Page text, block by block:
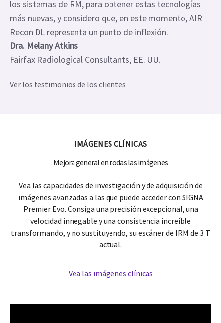
los sistemas de RM, para obtener estas tecnologías
más nuevas, y considero que, en este momento, AIR
Recon DL representa un punto de inflexión.
Dra. Melany Atkins
Fairfax Radiological Consultants, EE. UU.
Ver los testimonios de los clientes
IMÁGENES CLÍNICAS
Mejora general en todas las imágenes
Vea las capacidades de investigación y de adquisición de
imágenes avanzadas a las que puede acceder con SIGNA
Premier Evo. Consiga una precisión excepcional, una
velocidad innegable y una consistencia increíble
transformando, y no sustituyendo, su escáner de IRM de 3 T
actual.
Vea las imágenes clínicas